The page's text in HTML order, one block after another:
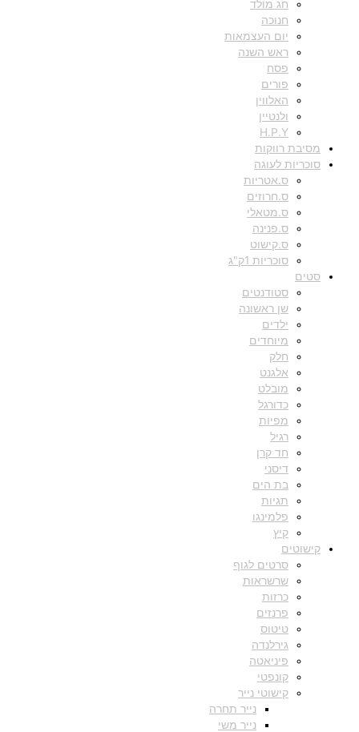
חג מולד
חנוכה
יום העצמאות
ראש השנה
פסח
פורים
האלווין
ולנטיין
H.P.Y
מסיבת רווקות
סוכריות לעוגה
ס.אטריות
ס.חרוזים
ס.מטאלי
ס.פנינה
ס.קישוט
סוכריות 1ק"ג
סטים
סטודנטים
שן ראשונה
ילדים
מיוחדים
חלק
אלגנט
מובלט
כדורגל
מפיות
רגיל
חד קרן
דיסני
בת הים
תגיות
פלמינגו
קיץ
קישוטים
סרטים לגוף
שרשראות
כרזות
פרנזים
טיטוס
גירלנדה
פיניאטה
קונפטי
קישוטי נייר
נייר תחרה
נייר משי